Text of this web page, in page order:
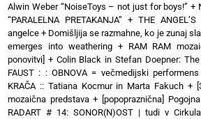
Alwin Weber “NoiseToys – not just for boys!” +
“PARALELNA PRETAKANJA” + THE
angelce + Domišljija se razmahne, ko je zunaj
emerges into weathering+ RAM RAM
ponovitvi] + Colin Black in Stefan Doepner:
FAUST : : OBNOVA = večmedijski performens
KRAČA :: Tatiana Kocmur in Marta Fakuch +
mozaična predstava+ [popopraznična]
RADART # 14: SONOR(N)OST | tudi v